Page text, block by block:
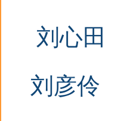
刘心田
刘彦伶